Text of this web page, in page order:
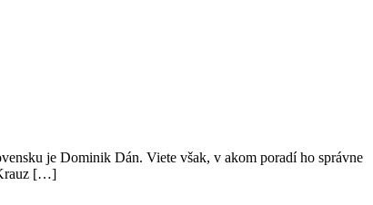
je Dominik Dán. Viete však, v akom poradí ho správne
[…]